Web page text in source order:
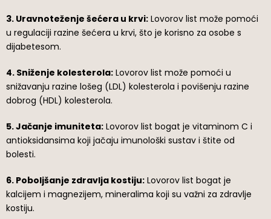
3. Uravnoteženje šećera u krvi: Lovorov list može pomoći
u regulaciji razine šećera u krvi, što je korisno za osobe s
dijabetesom.
4. Sniženje kolesterola: Lovorov list može pomoći u
snižavanju razine lošeg (LDL) kolesterola i povišenju razine
dobrog (HDL) kolesterola.
5. Jačanje imuniteta: Lovorov list bogat je vitaminom C i
antioksidansima koji jačaju imunološki sustav i štite od
bolesti.
6. Poboljšanje zdravlja kostiju: Lovorov list bogat je
kalcijem i magnezijem, mineralima koji su važni za zdravlje
kostiju.